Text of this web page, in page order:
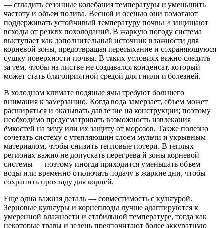
— сгладить сезонные колебания температуры и уменьшить
частоту и объем полива. Весной и осенью они помогают
поддерживать устойчивый температуру почвы и защищают
всходы от резких похолоданий. В жаркую погоду система
выступает как дополнительный источник влажности для
корневой зоны, предотвращая пересыхание и сохраняющуюся
сушку поверхности почвы. В таких условиях важно следить
за тем, чтобы на листве не создавался конденсат, который
может стать благоприятной средой для гнили и болезней.
В холодном климате водяные ямы требуют большего
внимания к замерзанию. Когда вода замерзает, объем может
расширяться и оказывать давление на конструкции; поэтому
необходимо предусматривать возможность извлекания
ёмкостей на зиму или их защиту от морозов. Также полезно
сочетать систему с утепляющим слоем мульчи и укрывным
материалом, чтобы снизить тепловые потери. В теплых
регионах важно не допускать перегрева й зоны корневой
системы — поэтому иногда приходится уменьшать объем
воды или временно отключать подачу в жаркие дни, чтобы
сохранить прохладу для корней.
Еще одна важная деталь — совместимость с культурой.
Зерновые культуры и корнеплоды лучше адаптируются к
умеренной влажности и стабильной температуре, тогда как
некоторые травы и зелень предпочитают более аккуратную